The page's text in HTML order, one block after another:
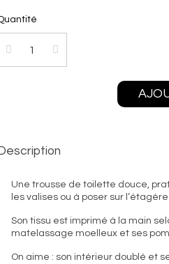
Description
Une trousse de toilette douce,
les valises ou à poser sur
Son tissu est imprimé à la main
matelassage moelleux et ses
On aime : son intérieur doublé et